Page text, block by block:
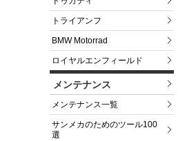
トライアンフ
BMW Motorrad
ロイヤルエンフィールド
メンテナンス
メンテナンス一覧
サンメカのためのツール100
選